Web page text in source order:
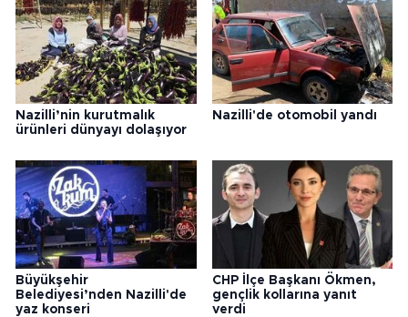
Nazilli’nin kurutmalık
ürünleri dünyayı dolaşıyor
Nazilli'de otomobil yandı
Büyükşehir
Belediyesi’nden Nazilli'de
yaz konseri
CHP İlçe Başkanı Ökmen,
gençlik kollarına yanıt
verdi